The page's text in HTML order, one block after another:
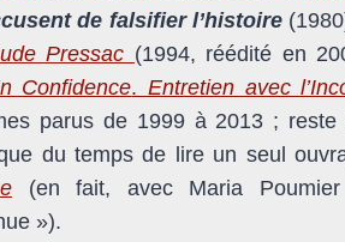
de falsifier l’histoire
Pressac (1994, réédité en
Confidence. Entretien avec
parus de 1999 à 2013 ;
du temps de lire un seul
(en fait, avec Maria
»).